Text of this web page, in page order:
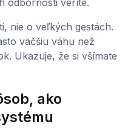
odbornosti veríte.
nie o veľkých gestách.
väčšiu váhu než
Ukazuje, že si všímate
ako